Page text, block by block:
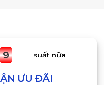
9 suất nữa
ƯU ĐÃI